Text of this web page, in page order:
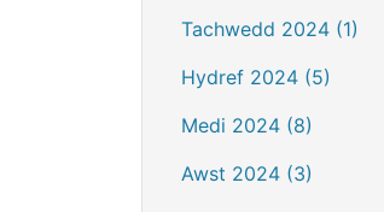
Tachwedd 2024 (1)
Hydref 2024 (5)
Medi 2024 (8)
Awst 2024 (3)